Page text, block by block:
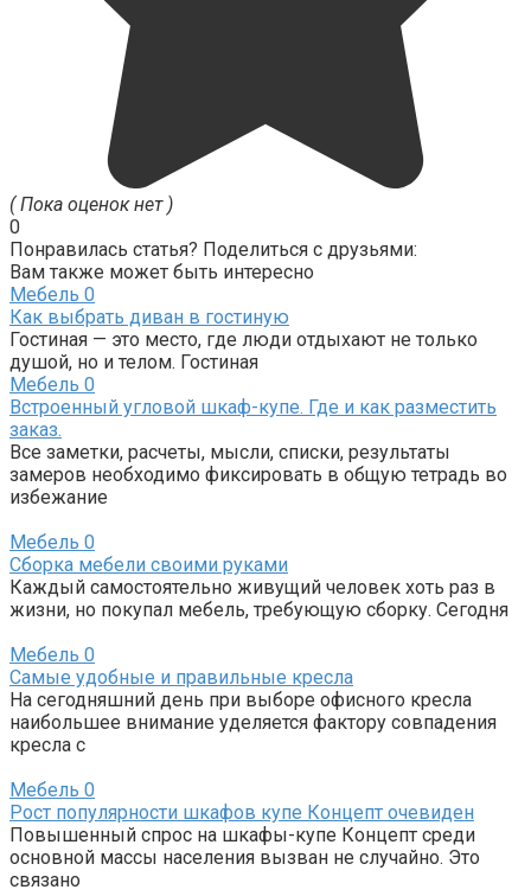
( Пока оценок нет )
0
Понравилась статья? Поделиться с друзьями:
Вам также может быть интересно
Мебель 0
Как выбрать диван в гостиную
Гостиная — это место, где люди отдыхают не только
душой, но и телом. Гостиная
Мебель 0
Встроенный угловой шкаф-купе. Где и как разместить
заказ.
Все заметки, расчеты, мысли, списки, результаты
замеров необходимо фиксировать в общую тетрадь во
избежание
Мебель 0
Сборка мебели своими руками
Каждый самостоятельно живущий человек хоть раз в
жизни, но покупал мебель, требующую сборку. Сегодня
Мебель 0
Самые удобные и правильные кресла
На сегодняшний день при выборе офисного кресла
наибольшее внимание уделяется фактору совпадения
кресла с
Мебель 0
Рост популярности шкафов купе Концепт очевиден
Повышенный спрос на шкафы-купе Концепт среди
основной массы населения вызван не случайно. Это
связано